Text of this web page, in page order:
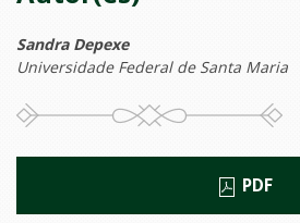
Sandra Depexe
Universidade Federal de Santa Maria
PDF